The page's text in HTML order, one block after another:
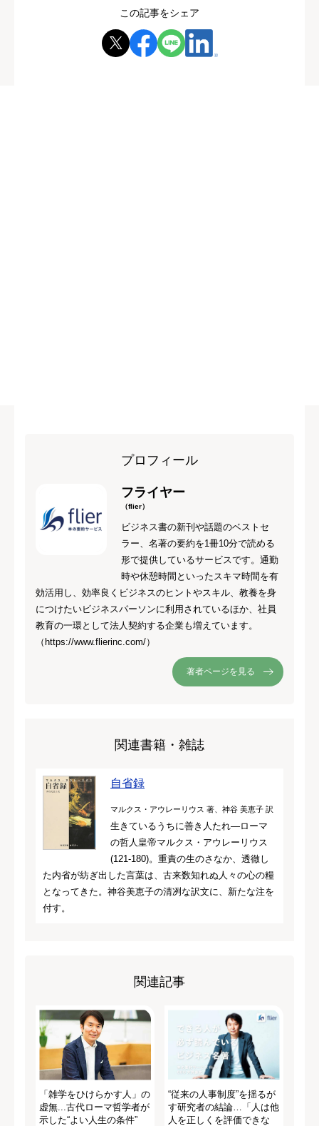
この記事をシェア
プロフィール
フライヤー
（flier）
ビジネス書の新刊や話題のベストセ
ラー、名著の要約を1冊10分で読める
形で提供しているサービスです。通勤
時や休憩時間といったスキマ時間を有
効活用し、効率良くビジネスのヒントやスキル、教養を身
につけたいビジネスパーソンに利用されているほか、社員
教育の一環として法人契約する企業も増えています。
（https://www.flierinc.com/）
著者ページを見る
関連書籍・雑誌
自省録
マルクス・アウレーリウス 著、神谷 美恵子 訳
生きているうちに善き人たれ―ローマ
の哲人皇帝マルクス・アウレーリウス
(121‐180)。重責の生のさなか、透徹し
た内省が紡ぎ出した言葉は、古来数知れぬ人々の心の糧
となってきた。神谷美恵子の清冽な訳文に、新たな注を
付す。
関連記事
「雑学をひけらかす人」の
虚無...古代ローマ哲学者が
示した“よい人生の条件”
“従来の人事制度”を揺るが
す研究者の結論…「人は他
人を正しくを評価できな